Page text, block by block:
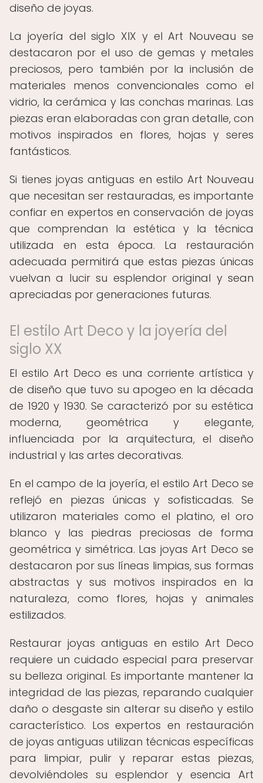
diseño de joyas.
La joyería del siglo XIX y el Art Nouveau se
destacaron por el uso de gemas y metales
preciosos, pero también por la inclusión de
materiales menos convencionales como el
vidrio, la cerámica y las conchas marinas. Las
piezas eran elaboradas con gran detalle, con
motivos inspirados en flores, hojas y seres
fantásticos.
Si tienes joyas antiguas en estilo Art Nouveau
que necesitan ser restauradas, es importante
confiar en expertos en conservación de joyas
que comprendan la estética y la técnica
utilizada en esta época. La restauración
adecuada permitirá que estas piezas únicas
vuelvan a lucir su esplendor original y sean
apreciadas por generaciones futuras.
El estilo Art Deco y la joyería del
siglo XX
El estilo Art Deco es una corriente artística y
de diseño que tuvo su apogeo en la década
de 1920 y 1930. Se caracterizó por su estética
moderna, geométrica y elegante,
influenciada por la arquitectura, el diseño
industrial y las artes decorativas.
En el campo de la joyería, el estilo Art Deco se
reflejó en piezas únicas y sofisticadas. Se
utilizaron materiales como el platino, el oro
blanco y las piedras preciosas de forma
geométrica y simétrica. Las joyas Art Deco se
destacaron por sus líneas limpias, sus formas
abstractas y sus motivos inspirados en la
naturaleza, como flores, hojas y animales
estilizados.
Restaurar joyas antiguas en estilo Art Deco
requiere un cuidado especial para preservar
su belleza original. Es importante mantener la
integridad de las piezas, reparando cualquier
daño o desgaste sin alterar su diseño y estilo
característico. Los expertos en restauración
de joyas antiguas utilizan técnicas específicas
para limpiar, pulir y reparar estas piezas,
devolviéndoles su esplendor y esencia Art